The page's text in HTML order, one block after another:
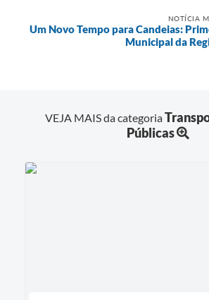
NOTÍCIA
Um Novo Tempo para Candeias:
Municipal da
VEJA MAIS da categoria
Públicas